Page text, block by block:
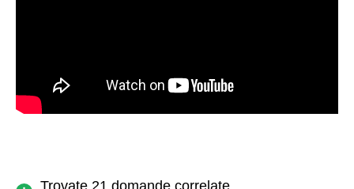
Trovate 21 domande correlate